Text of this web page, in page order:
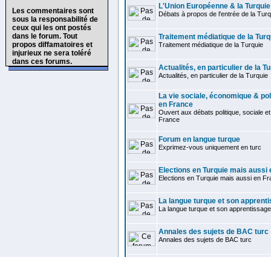
Les commentaires sont
sous la responsabilité de
ceux qui les ont postés
dans le forum. Tout
propos diffamatoires et
injurieux ne sera toléré
dans ces forums.
L'Union Européenne & la Turquie
Débats à propos de l'entrée de la
Traitement médiatique de la
Traitement médiatique de la Turquie
Actualités, en particulier de la
Actualités, en particulier de la Turquie
La vie sociale, économique &
en France
Ouvert aux débats politique, sociale
France
Forum en langue turque
Exprimez-vous uniquement en turc
Elections en Turquie mais aussi
Elections en Turquie mais aussi en
La langue turque et son
La langue turque et son apprentissage
Annales des sujets de BAC turc
Annales des sujets de BAC turc